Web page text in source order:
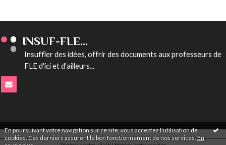
En poursuivant votre navigation sur ce site, vous acceptez l'utilisation de
cookies. Ces derniers assurent le bon fonctionnement de nos services.En
INSUF-FLE...
Insuffler des idées, offrir des documents aux professeurs de
FLE d'ici et d'ailleurs...